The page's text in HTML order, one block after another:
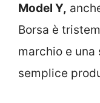
Model Y,
Borsa è
marchio e
semplice